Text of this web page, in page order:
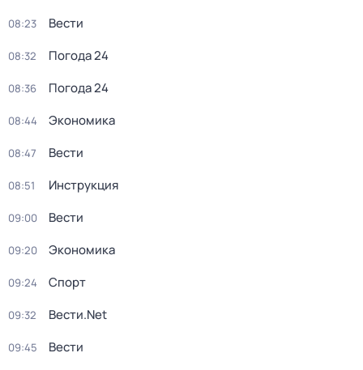
08:23 Вести
08:32 Погода 24
08:36 Погода 24
08:44 Экономика
08:47 Вести
08:51 Инструкция
09:00 Вести
09:20 Экономика
09:24 Спорт
09:32 Вести.Net
09:45 Вести